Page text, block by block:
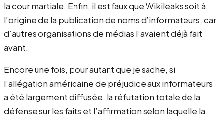
la cour martiale. Enfin, il est faux que Wikileaks soit à
l’origine de la publication de noms d’informateurs, car
d’autres organisations de médias l’avaient déjà fait
avant.
Encore une fois, pour autant que je sache, si
l’allégation américaine de préjudice aux informateurs
a été largement diffusée, la réfutation totale de la
défense sur les faits et l’affirmation selon laquelle la